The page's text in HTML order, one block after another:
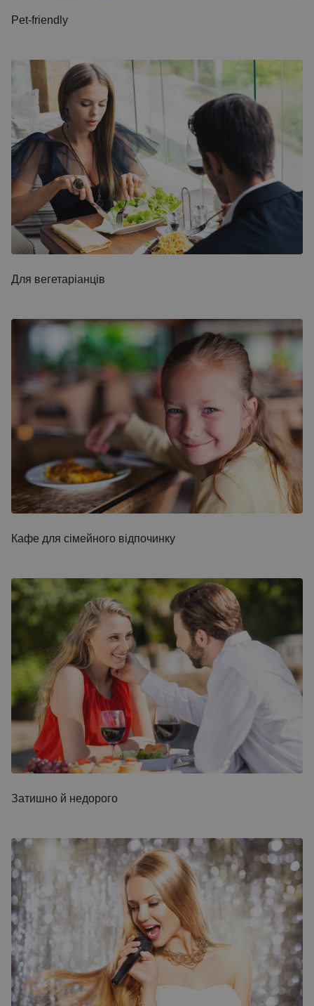
Pet-friendly
Для вегетаріанців
Кафе для сімейного відпочинку
Затишно й недорого